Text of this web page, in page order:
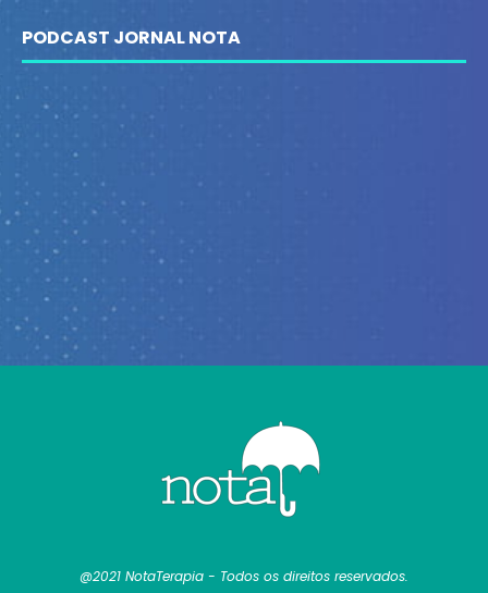
PODCAST JORNAL NOTA
@2021 NotaTerapia - Todos os direitos reservados.